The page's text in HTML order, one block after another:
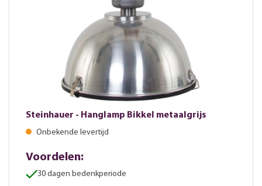
Steinhauer - Hanglamp Bikkel metaalgrijs
Onbekende levertijd
Voordelen:
30 dagen bedenkperiode